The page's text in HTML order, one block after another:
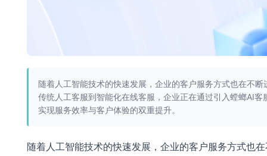
随着人工智能技术的快速发展，企业的客户服务方式也在不断
传统人工客服到智能化在线客服，企业正在通过引入螳螂AI客
实现服务效率与客户体验的双重提升。
随着人工智能技术的快速发展，企业的客户服务方式也